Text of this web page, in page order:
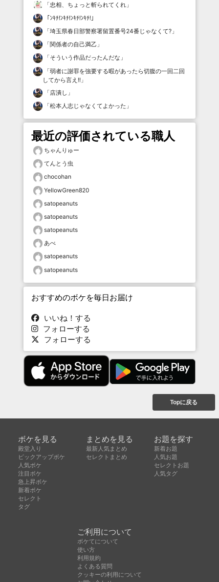
「忠相、ちょっと斬られてくれ 」
「ﾝｷﾁ!ﾝｷﾁ!ﾝｷﾁ!ﾝｷﾁ! 」
「埼玉県春日部警察署留置番号24番じゃなくて? 」
「関係者の自己満乙 」
「そういう作品だったんだな 」
「弱者に謝罪を強要する暇があったら切腹の一回二回
してから言え!! 」
「 店潰し 」
「松本人志じゃなくてよかった 」
最近の評価されている職人
ちゃんりゅー
てんとう虫
chocohan
YellowGreen820
satopeanuts
satopeanuts
satopeanuts
あべ
satopeanuts
satopeanuts
おすすめのボケを毎日お届け
いいね！する
フォローする
フォローする
Topに戻る
ボケを見る
殿堂入り
ピックアップボケ
人気ボケ
注目ボケ
急上昇ボケ
新着ボケ
セレクト
タグ
まとめを見る
最新人気まとめ
セレクトまとめ
お題を探す
新着お題
人気お題
セレクトお題
人気タグ
ご利用について
ボケてについて
使い方
利用規約
よくある質問
クッキーの利用について